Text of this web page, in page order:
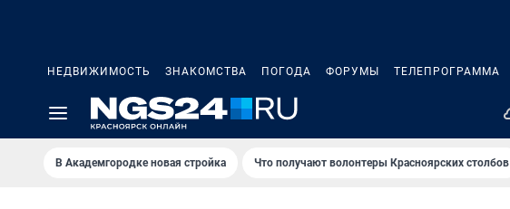
НЕДВИЖИМОСТЬ ЗНАКОМСТВА ПОГОДА ФОРУМЫ ТЕЛЕПРОГРАММА
В Академгородке новая стройка Что получают волонтеры Красноярских столбов